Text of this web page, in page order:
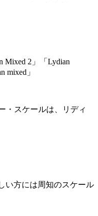
Mixed 2」「Lydian
mixed」
・スケールは、リディ
い方には周知のスケール